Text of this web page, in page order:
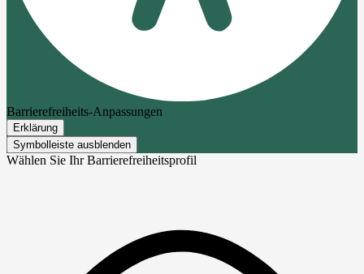
Barrierefreiheits-Anpassungen
Erklärung
Symbolleiste ausblenden
Wählen Sie Ihr Barrierefreiheitsprofil